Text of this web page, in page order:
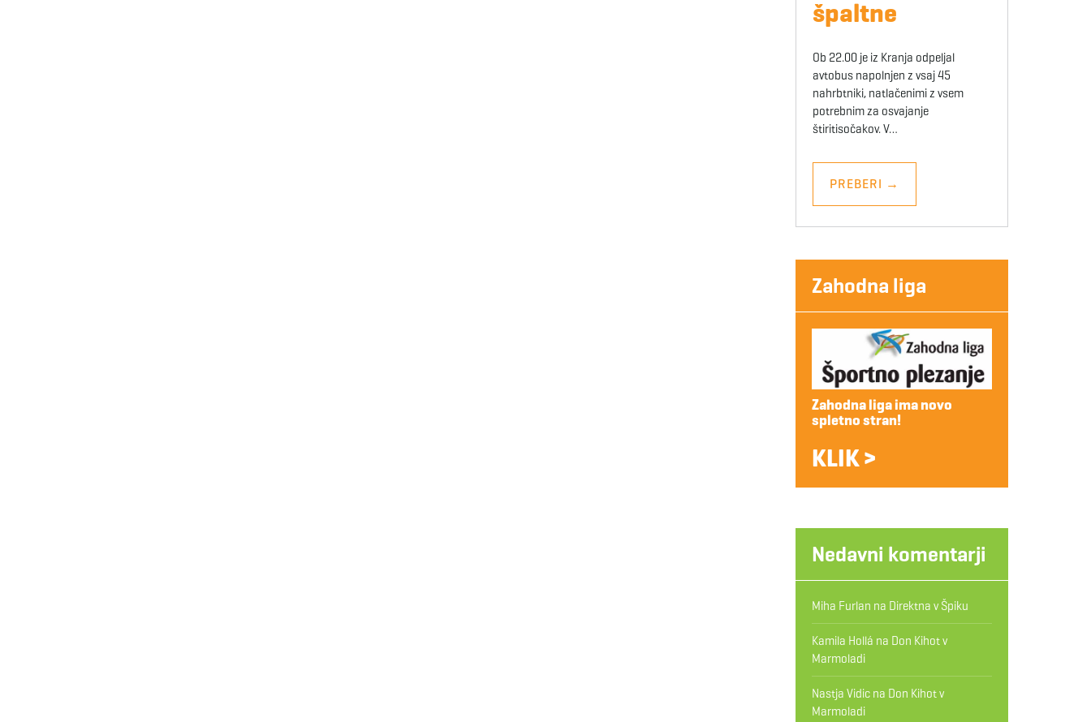
špaltne
Ob 22.00 je iz Kranja odpeljal
avtobus napolnjen z vsaj 45
nahrbtniki, natlačenimi z vsem
potrebnim za osvajanje
štiritisočakov. V…
PREBERI →
Zahodna liga
Zahodna liga ima novo
spletno stran!
KLIK >
Nedavni komentarji
Miha Furlan na Direktna v Špiku
Kamila Hollá na Don Kihot v
Marmoladi
Nastja Vidicna Don Kihot v
Marmoladi